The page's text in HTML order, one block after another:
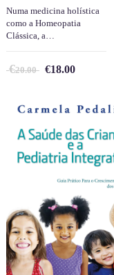
Numa medicina holística
como a Homeopatia
Clássica, a…
€20.00 €18.00